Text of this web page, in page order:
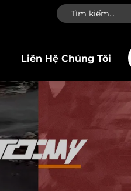
Liên Hệ Chúng Tôi